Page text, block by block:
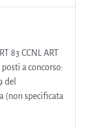
83 CCNL ART
a concorso:
del
(non specificata